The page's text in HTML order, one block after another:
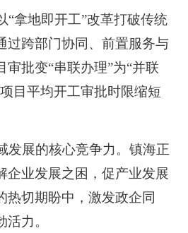
“拿地即开工”改革打破传统
过跨部门协同、前置服务与
审批变“串联办理”为“并联
目平均开工审批时限缩短
发展的核心竞争力。镇海正
企业发展之困，促产业发展
热切期盼中，激发政企同
力。